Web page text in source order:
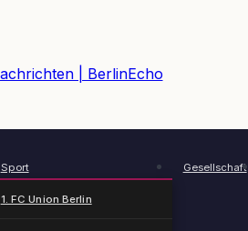
Sport
1. FC Union Berlin
Gesellschaft